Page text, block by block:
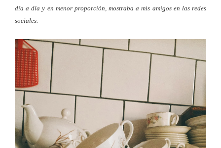
día a día y en menor proporción, mostraba a mis amigos en las redes
sociales.